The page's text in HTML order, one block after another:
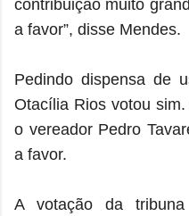
contribuição muito
a favor”, disse Mendes.
Pedindo dispensa de
Otacília Rios votou
o vereador Pedro
a favor.
A votação da